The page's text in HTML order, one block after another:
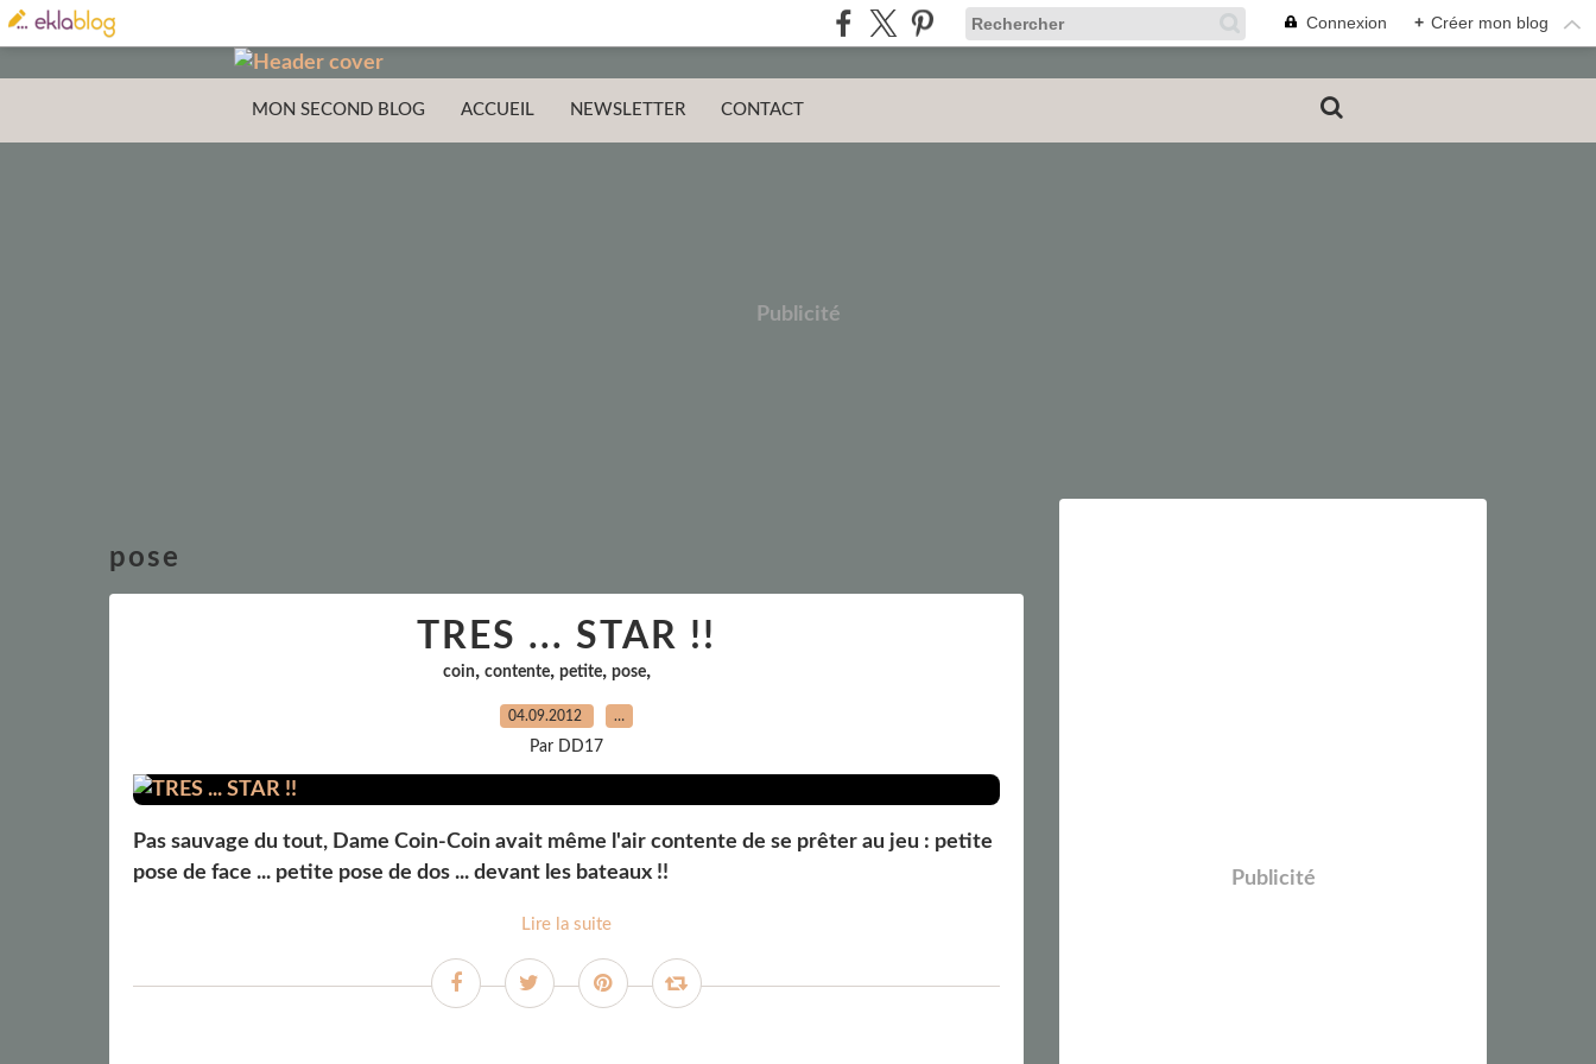
Connexion + Créer mon blog
MON SECOND BLOG ACCUEIL NEWSLETTER CONTACT
Publicité
pose
TRES ... STAR !!
coin, contente, petite, pose,
04.09.2012 …
Par DD17
Pas sauvage du tout, Dame Coin-Coin avait même l'air contente de se prêter au jeu : petite
pose de face ... petite pose de dos ... devant les bateaux !!
Lire la suite
Publicité